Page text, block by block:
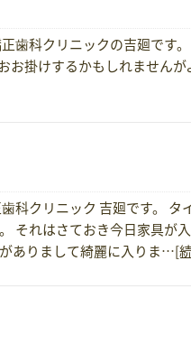
歯科クリニックの吉廻です
お掛けするかもしれません
科クリニック 吉廻です。 タ
それはさておき今日家具が
ありまして綺麗に入りま…[